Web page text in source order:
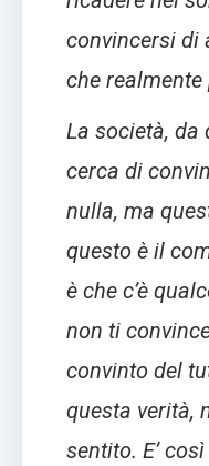
convincersi di
che
La società, da
cerca di
nulla, ma
questo è il
è che c’è
non ti
convinto del
questa verità,
sentito. E’